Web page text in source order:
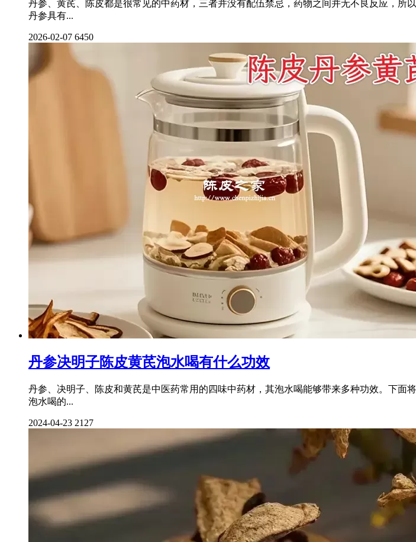
丹参、黄芪、陈皮都是很常见的中药材，三者并没有配伍禁忌，药物之间并无不良反应，
丹参具有...
2026-02-07 6450
丹参决明子陈皮黄芪泡水喝有什么功效
丹参、决明子、陈皮和黄芪是中医药常用的四味中药材，其泡水喝能够带来多种功效。下
泡水喝的...
2024-04-23 2127